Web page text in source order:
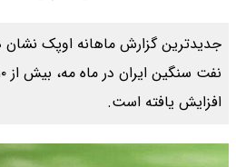
جدیدترین گزارش ماهانه اوپک
افزایش یافته است.